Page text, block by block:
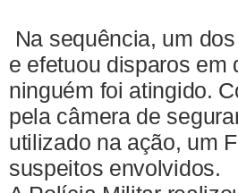
Na sequência, um
e efetuou disparos em
ninguém foi atingido.
pela câmera de
utilizado na ação, um
suspeitos envolvidos.